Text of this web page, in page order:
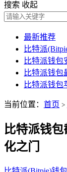
搜索 收起
最新推荐
比特派
比特派钱包
比特派钱包
比特派钱包
当前位置： 首页 >
比特派钱
化之门